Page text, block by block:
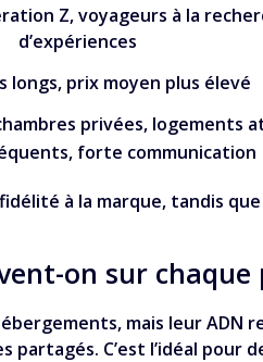
Z, voyageurs à la
d’expériences
longs, prix moyen plus élevé
privées, logements
forte communication
à la marque, tandis
on sur
mais leur
partagés. C’est l’idéal pour